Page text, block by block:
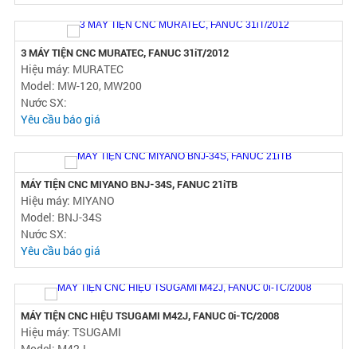
MÁY TIỆN CNC MORI SEIKI SL-20 F15T
Hiệu máy:
Model:
Nước SX:
Yêu cầu báo giá
MAY TIEN CNC MIYANO BND-51T, FANUC 21T/1999
Hiệu máy:
Model:
Nước SX:
Yêu cầu báo giá
Hiệu máy: MURATEC
Model: MW-120, MW200
Nước SX:
Yêu cầu báo giá